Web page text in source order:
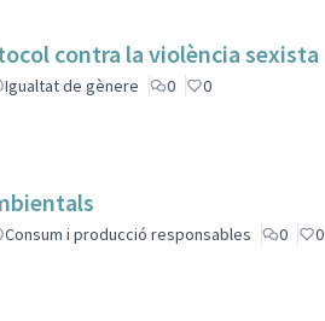
contra la violència sexista
Igualtat de gènere 0 0
Consum i producció responsables 0 0